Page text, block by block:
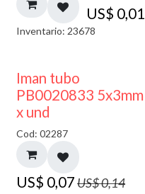
US$ 0,01
Inventario: 23678
50% DESCUENTO
Iman tubo
PB0020833 5x3mm
x und
Cod: 02287
US$ 0,07US$0,14